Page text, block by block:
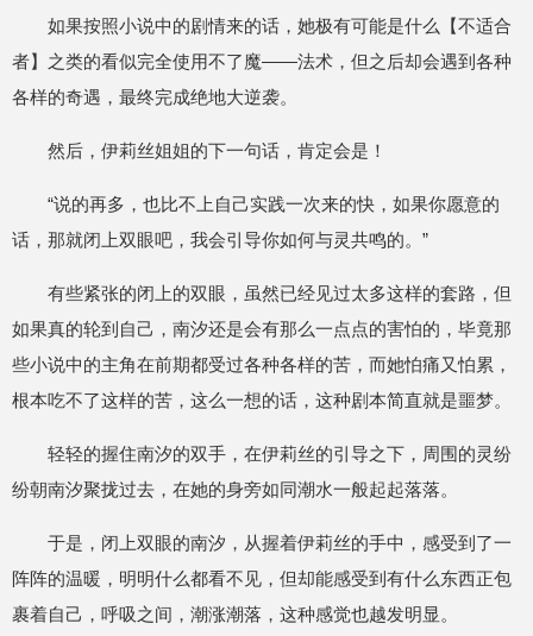
如果按照小说中的剧情来的话，她极有可能是什么【不适合
者】之类的看似完全使用不了魔——法术，但之后却会遇到各种
各样的奇遇，最终完成绝地大逆袭。
然后，伊莉丝姐姐的下一句话，肯定会是！
“说的再多，也比不上自己实践一次来的快，如果你愿意的
话，那就闭上双眼吧，我会引导你如何与灵共鸣的。”
有些紧张的闭上的双眼，虽然已经见过太多这样的套路，但
如果真的轮到自己，南汐还是会有那么一点点的害怕的，毕竟那
些小说中的主角在前期都受过各种各样的苦，而她怕痛又怕累，
根本吃不了这样的苦，这么一想的话，这种剧本简直就是噩梦。
轻轻的握住南汐的双手，在伊莉丝的引导之下，周围的灵纷
纷朝南汐聚拢过去，在她的身旁如同潮水一般起起落落。
于是，闭上双眼的南汐，从握着伊莉丝的手中，感受到了一
阵阵的温暖，明明什么都看不见，但却能感受到有什么东西正包
裹着自己，呼吸之间，潮涨潮落，这种感觉也越发明显。